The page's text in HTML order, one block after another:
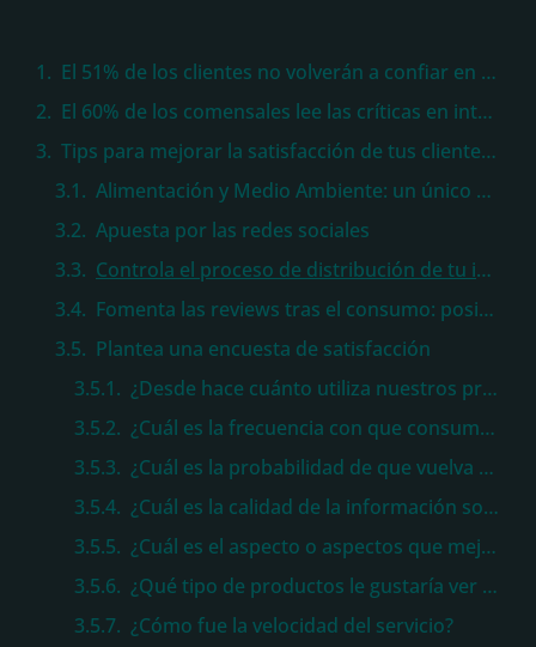
El 51% de los clientes no volverán a confiar en una empresa tras una experiencia negativa
El 60% de los comensales lee las críticas en internet antes de salir a comer
Tips para mejorar la satisfacción de tus clientes en la industria alimentaria
Alimentación y Medio Ambiente: un único camino que tomar
Apuesta por las redes sociales
Controla el proceso de distribución de tu industria alimentaria de principio a fin
Fomenta las reviews tras el consumo: positivas o negativas
Plantea una encuesta de satisfacción
¿Desde hace cuánto utiliza nuestros productos o servicios?
¿Cuál es la frecuencia con que consume nuestros productos?
¿Cuál es la probabilidad de que vuelva a comprar nuestros productos?
¿Cuál es la calidad de la información sobre nuestros productos?
¿Cuál es el aspecto o aspectos que mejoraría en su experiencia con nuestra marca?
¿Qué tipo de productos le gustaría ver en nuestra empresa?
¿Cómo fue la velocidad del servicio?